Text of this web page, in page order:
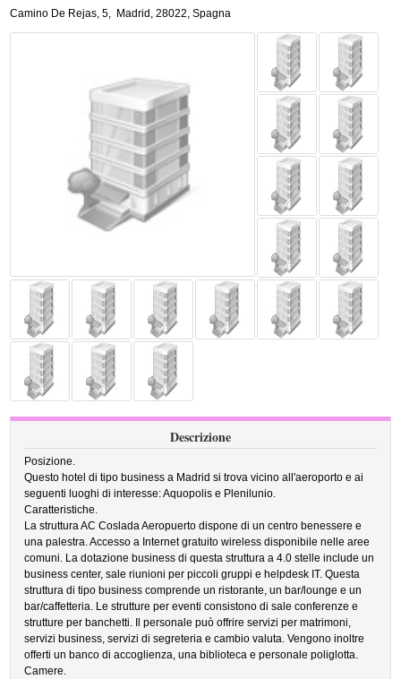
Camino De Rejas, 5, Madrid ,28022, Spagna
Descrizione
Posizione.
Questo hotel di tipo business a Madrid si trova vicino all'aeroporto e ai
seguenti luoghi di interesse: Aquopolis e Plenilunio.
Caratteristiche.
La struttura AC Coslada Aeropuerto dispone di un centro benessere e
una palestra. Accesso a Internet gratuito wireless disponibile nelle aree
comuni. La dotazione business di questa struttura a 4.0 stelle include un
business center, sale riunioni per piccoli gruppi e helpdesk IT. Questa
struttura di tipo business comprende un ristorante, un bar/lounge e un
bar/caffetteria. Le strutture per eventi consistono di sale conferenze e
strutture per banchetti. Il personale può offrire servizi per matrimoni,
servizi business, servizi di segreteria e cambio valuta. Vengono inoltre
offerti un banco di accoglienza, una biblioteca e personale poliglotta.
Camere.